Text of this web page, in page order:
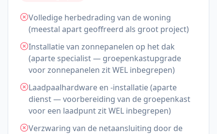
Volledige herbedrading van de woning
(meestal apart geoffreerd als groot project)
Installatie van zonnepanelen op het dak
(aparte specialist — groepenkastupgrade
voor zonnepanelen zit WEL inbegrepen)
Laadpaalhardware en -installatie (aparte
dienst — voorbereiding van de groepenkast
voor een laadpunt zit WEL inbegrepen)
Verzwaring van de netaansluiting door de